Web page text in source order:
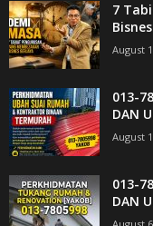
7
August
013-
DAN
August
013-
DAN